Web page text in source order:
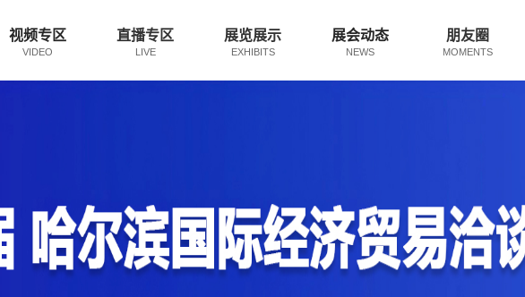
视频专区
VIDEO
直播专区
LIVE
展览展示
EXHIBITS
展会动态
NEWS
朋友圈
MOMENTS